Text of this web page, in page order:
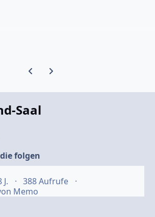
Vorherige Karussell-Folie
Nächste Karussell-Folie
Saal
folgen
J.
388 Aufrufe
Memo